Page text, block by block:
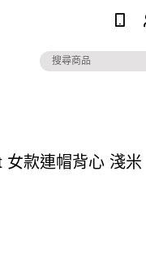
女款連帽背心 淺米